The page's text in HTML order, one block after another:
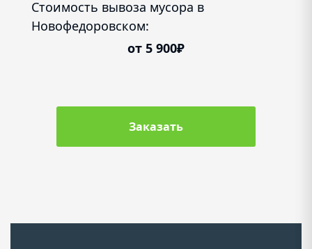
Стоимость вывоза мусора в
Новофедоровском:
от 5 900₽
Заказать